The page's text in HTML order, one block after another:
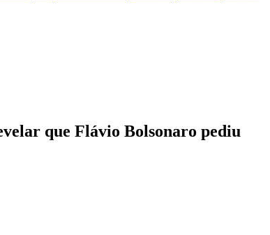
que Flávio Bolsonaro pediu